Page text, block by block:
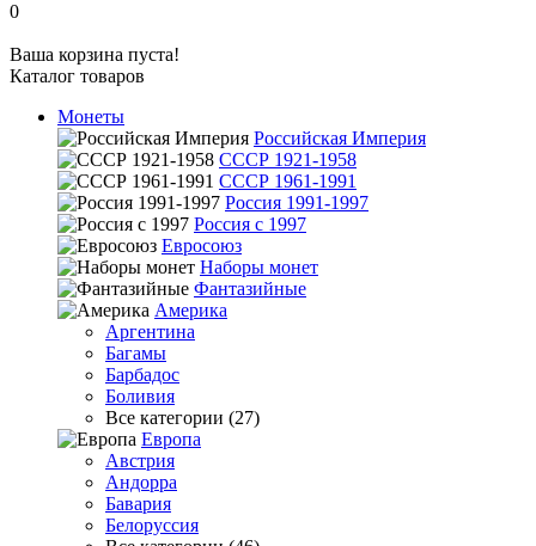
0
Ваша корзина пуста!
Каталог товаров
Монеты
Российская Империя
СССР 1921-1958
СССР 1961-1991
Россия 1991-1997
Россия с 1997
Евросоюз
Наборы монет
Фантазийные
Америка
Аргентина
Багамы
Барбадос
Боливия
Все категории (27)
Европа
Австрия
Андорра
Бавария
Белоруссия